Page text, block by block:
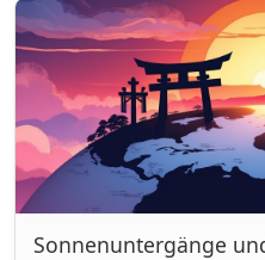
Sonnenuntergänge